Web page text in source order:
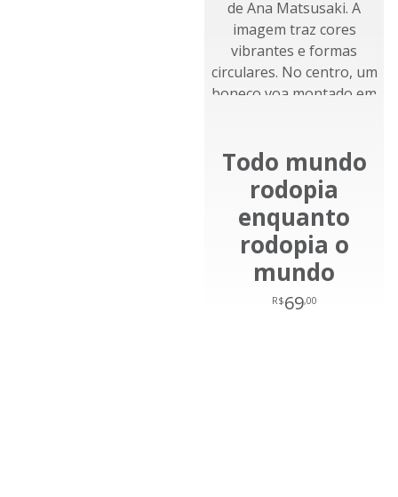
Todo mundo
rodopia
enquanto
rodopia o
mundo
R$69,00